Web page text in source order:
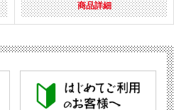
商品詳細